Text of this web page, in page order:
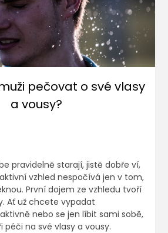
pečovat o své vlasy
a vousy?
pravidelně starají, jistě dobře ví,
vzhled nespočívá jen v tom,
První dojem ze vzhledu tvoří
Ať už chcete vypadat
nebo se jen líbit sami sobě,
na své vlasy a vousy.